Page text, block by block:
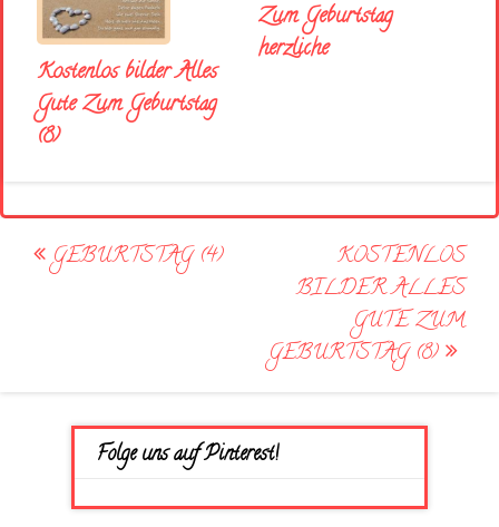
Kostenlos bilder Alles
Gute Zum Geburtstag
(8)
Zum Geburtstag
herzliche
Post
navigation
GEBURTSTAG (4)
KOSTENLOS
BILDER ALLES
GUTE ZUM
GEBURTSTAG (8)
Folge uns auf Pinterest!